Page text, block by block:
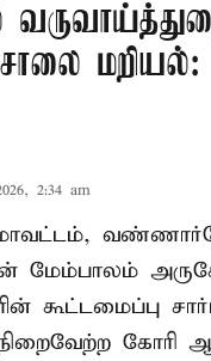
மறியல்:
2:34 am
மாவட்டம்,
மேம்பாலம்
கூட்டமைப்பு
கோரி